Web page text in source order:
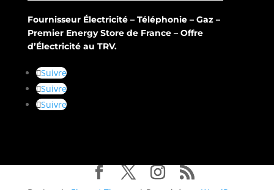
Fournisseur Électricité – Téléphonie – Gaz –
Premier Energy Store de France – Offre
d’Électricité au TRV.
Suivre
Suivre
Suivre